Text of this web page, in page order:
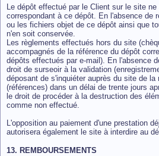
Le dépôt effectué par le Client sur le site
correspondant à ce dépôt. En l'absence de
ou les fichiers objet de ce dépôt ainsi que
n'en soit conservée.
Les règlements effectués hors du site
accompagnés de la référence du dépôt
dépôts effectués par e-mail). En l'absence
droit de surseoir à la validation
déposant de s'inquiéter auprès du site de
(références) dans un délai de trente jours
le droit de procéder à la destruction des
comme non effectué.
L'opposition au paiement d'une prestation
autorisera également le site à interdire au
13. REMBOURSEMENTS